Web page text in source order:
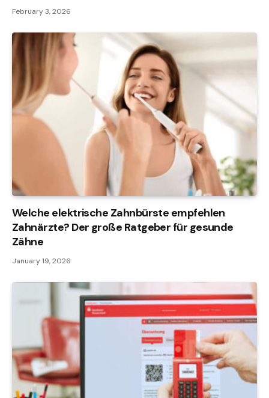
February 3, 2026
Welche elektrische Zahnbürste empfehlen
Zahnärzte? Der große Ratgeber für gesunde
Zähne
January 19, 2026